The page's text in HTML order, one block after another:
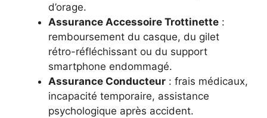
d’orage.
Assurance Accessoire Trottinette :
remboursement du casque, du gilet
rétro-réfléchissant ou du support
smartphone endommagé.
Assurance Conducteur : frais médicaux,
incapacité temporaire, assistance
psychologique après accident.